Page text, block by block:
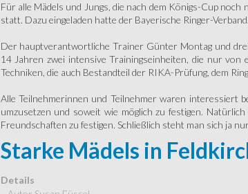
Für alle Mädels und Jungs, die nach dem Königs-Cup
statt. Dazu eingeladen hatte der Bayerische Ringer-Verband.
Der hauptverantwortliche Trainer Günter Montag und
14 Jahren zwei intensive Trainingseinheiten, die nur
Techniken, die auch Bestandteil der RIKA-Prüfung, dem
Alle Teilnehmerinnen und Teilnehmer waren interessiert
umzusetzen und soweit wie möglich zu festigen.
Freundschaften zu festigen. Schließlich steht man sich ja
Starke Mädels in
Details